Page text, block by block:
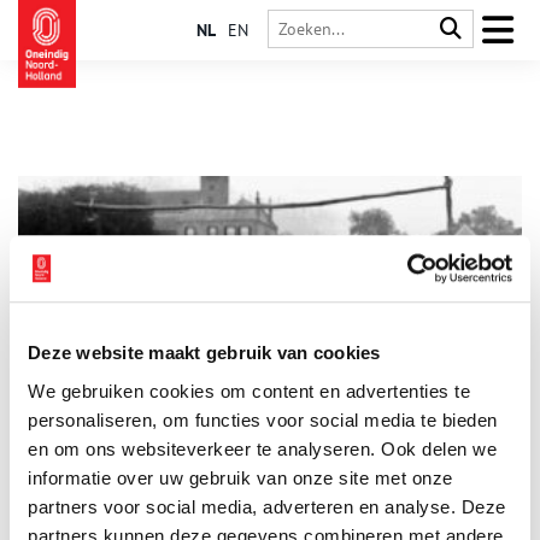
Deze website maakt gebruik van cookies
We gebruiken cookies om content en advertenties te
personaliseren, om functies voor social media te bieden
en om ons websiteverkeer te analyseren. Ook delen we
informatie over uw gebruik van onze site met onze
partners voor social media, adverteren en analyse. Deze
partners kunnen deze gegevens combineren met andere
NL EN
Dit is de oudst bekende opname van een voetbalelftal in
Volendam. Het betreft een buurtclub uit de omgeving van de
Sint Vincentiuskerk, waar zij speelden op een stukje land dat
eigendom was van de beheerder van de Volendammer Meer,
Siem Buijs, bijgenaamd ‘de Mereboer’. Ze voetbalden op sokken
of op blote voeten, hun klompen liggen tegen één van de
palen van het doel, dat geïmproviseerd in elkaar is gezet met